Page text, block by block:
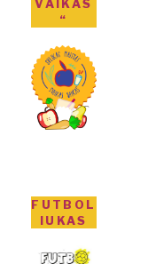
VAIKAS
“
FUTBOL
IUKAS